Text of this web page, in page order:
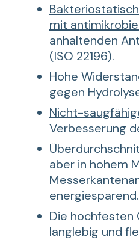
mit
anhaltenden
(ISO 22196).
Hohe
gegen
Nicht-
Verbesserung
aber in hohem
energiesparend.
Die hochfesten
langlebig und